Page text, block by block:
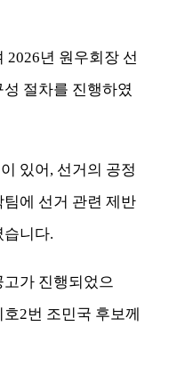
2026년 원우회장 선
절차를 진행하였
있어 , 선거의 공정
에 선거 관련 제반
습니다.
가 진행되었으
호2번 조민국 후보께